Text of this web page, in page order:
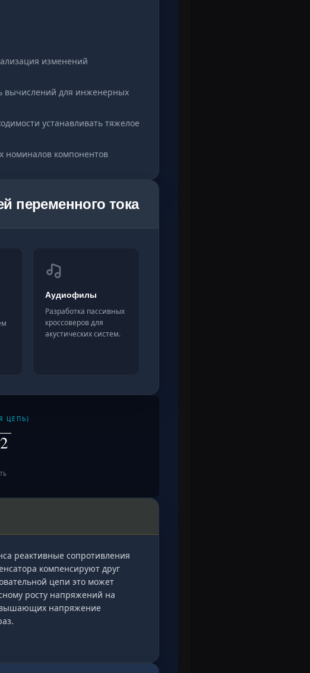
изменений
вычислений для инженерных
устанавливать тяжелое
номиналов компонентов
переменного тока
Аудиофилы
Разработка пассивных
кроссоверов для
акустических систем.
ЦЕПЬ)
2
реактивные сопротивления
компенсируют друг
цепи это может
росту напряжений на
напряжение